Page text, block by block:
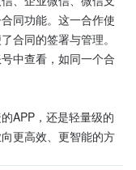
同功能。这一合作使
合同的签署与管理。
中查看，如同一个合
APP，还是轻量级的
更高效、更智能的方